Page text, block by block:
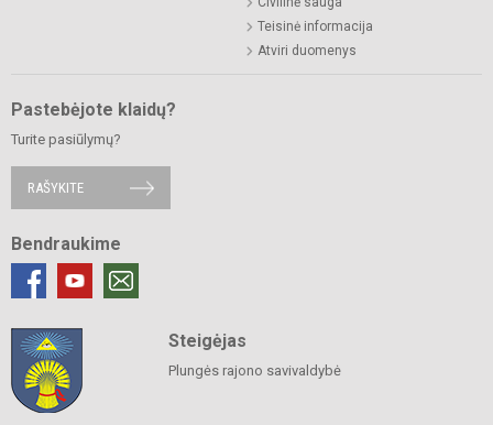
Teisinė informacija
Atviri duomenys
Pastebėjote klaidų?
Turite pasiūlymų?
RAŠYKITE
Bendraukime
Steigėjas
Plungės rajono savivaldybė